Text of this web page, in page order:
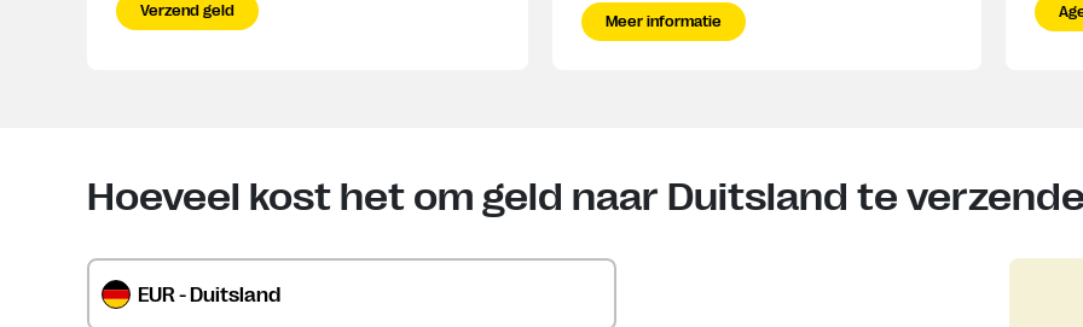
Verzend geld
Meer informatie
Hoeveel kost het om geld naar Duitsland te
EUR - Duitsland